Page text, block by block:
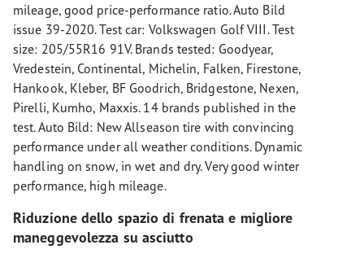
mileage, good price-performance ratio. Auto Bild
issue 39-2020. Test car: Volkswagen Golf VIII. Test
size: 205/55R16 91V. Brands tested: Goodyear,
Vredestein, Continental, Michelin, Falken, Firestone,
Hankook, Kleber, BF Goodrich, Bridgestone, Nexen,
Pirelli, Kumho, Maxxis. 14 brands published in the
test. Auto Bild: New Allseason tire with convincing
performance under all weather conditions. Dynamic
handling on snow, in wet and dry. Very good winter
performance, high mileage.
Riduzione dello spazio di frenata e migliore
maneggevolezza su asciutto